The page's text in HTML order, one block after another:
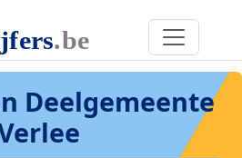
Deelgemeente